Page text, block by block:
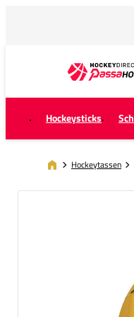
Hockeysticks
Hockeytassen